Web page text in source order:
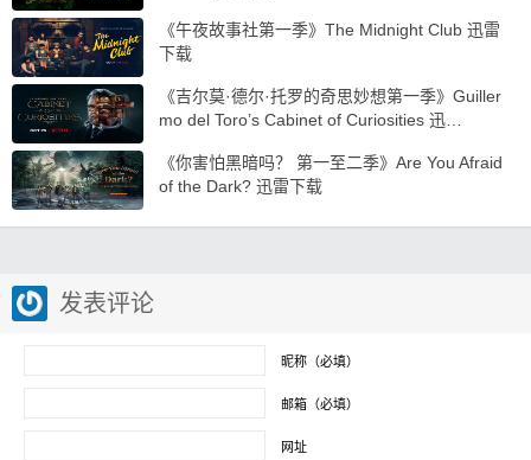
《午夜故事社第一季》The Midnight Club 迅雷
下载
《吉尔莫·德尔·托罗的奇思妙想第一季》Guiller
mo del Toro’s Cabinet of Curiosities 迅…
《你害怕黑暗吗？ 第一至二季》Are You Afraid
of the Dark? 迅雷下载
发表评论
昵称（必填）
邮箱（必填）
网址